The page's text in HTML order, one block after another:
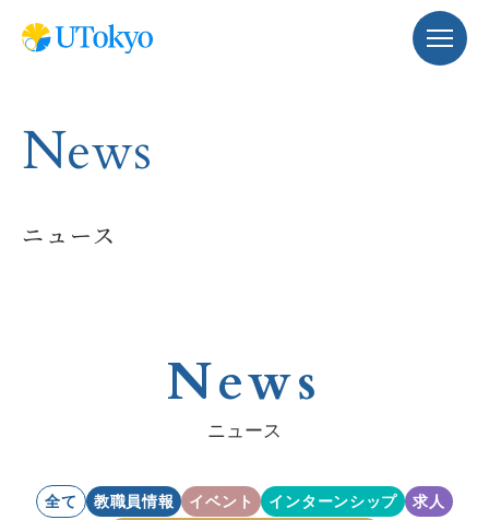
News
ニュース
News
ニュース
全て 教職員情報 イベント インターンシップ
求人